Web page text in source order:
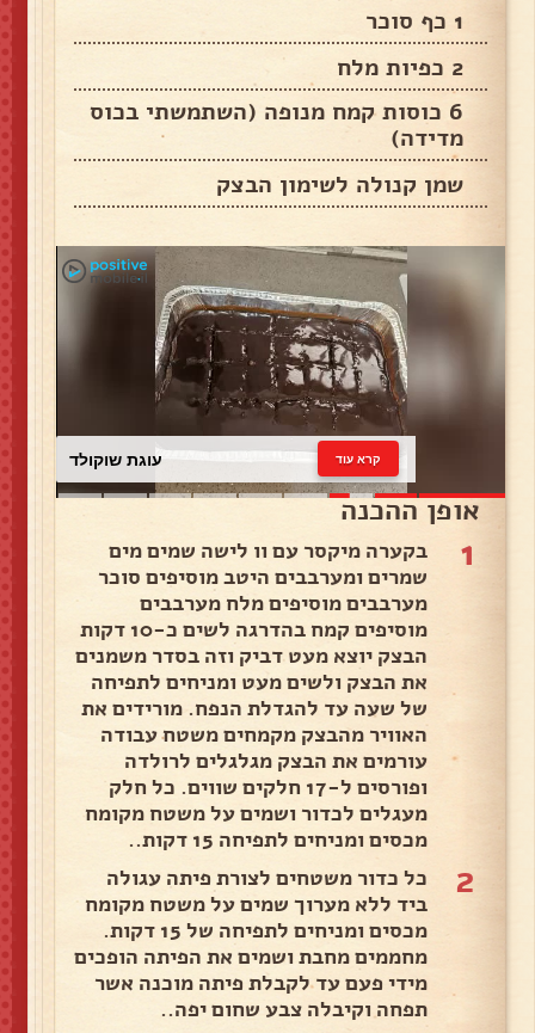
1 כף סוכר
2 כפיות מלח
6 כוסות קמח מנופה (השתמשתי בכוס
מדידה)
שמן קנולה לשימון הבצק
עוגת שוקולד קרא עוד
אופן ההכנה
1
בקערה מיקסר עם וו לישה שמים מים
שמרים ומערבבים היטב מוסיפים סוכר
מערבבים מוסיפים מלח מערבבים
מוסיפים קמח בהדרגה לשים כ-10 דקות
הבצק יוצא מעט דביק וזה בסדר משמנים
את הבצק ולשים מעט ומניחים לתפיחה
של שעה עד להגדלת הנפח. מורידים את
האוויר מהבצק מקמחים משטח עבודה
עורמים את הבצק מגלגלים לרולדה
ופורסים ל-17 חלקים שווים. כל חלק
מעגלים לכדור ושמים על משטח מקומח
מכסים ומניחים לתפיחה 15 דקות..
2
כל כדור משטחים לצורת פיתה עגולה
ביד ללא מערוך שמים על משטח מקומח
מכסים ומניחים לתפיחה של 15 דקות.
מחממים מחבת ושמים את הפיתה הופכים
מידי פעם עד לקבלת פיתה מוכנה אשר
תפחה וקיבלה צבע שחום יפה..